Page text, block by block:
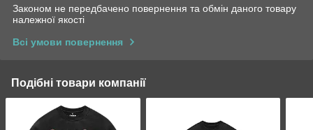
Законом не передбачено повернення та обмін даного товару
належної якості
Всі умови повернення
Подібні товари компанії